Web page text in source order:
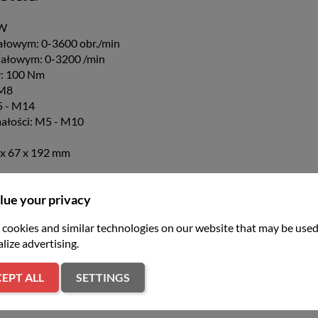
0-3600 obr./min
0-3200 /min
100 Nm
- M14
M5 - M10
67 x 192 mm
your privacy
cookies and similar technologies on our website that may be
advertising.
ALL SETTINGS